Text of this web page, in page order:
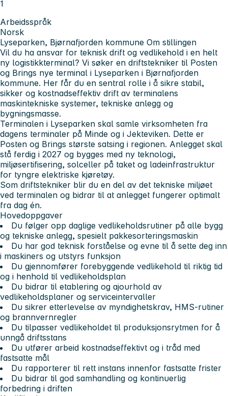
1
Arbeidsspråk
Norsk
Lyseparken, Bjørnafjorden kommune Om stillingen
Vil du ha ansvar for teknisk drift og vedlikehold i en helt
ny logistikkterminal? Vi søker en driftstekniker til Posten
og Brings nye terminal i Lyseparken i Bjørnafjorden
kommune. Her får du en sentral rolle i å sikre stabil,
sikker og kostnadseffektiv drift av terminalens
maskintekniske systemer, tekniske anlegg og
bygningsmasse.
Terminalen i Lyseparken skal samle virksomheten fra
dagens terminaler på Minde og i Jekteviken. Dette er
Posten og Brings største satsing i regionen. Anlegget skal
stå ferdig i 2027 og bygges med ny teknologi,
miljøsertifisering, solceller på taket og ladeinfrastruktur
for tyngre elektriske kjøretøy.
Som driftstekniker blir du en del av det tekniske miljøet
ved terminalen og bidrar til at anlegget fungerer optimalt
fra dag én.
Hovedoppgaver
Du følger opp daglige vedlikeholdsrutiner på alle bygg
og tekniske anlegg, spesielt pakkesorteringsmaskin
Du har god teknisk forståelse og evne til å sette deg inn
i maskiners og utstyrs funksjon
Du gjennomfører forebyggende vedlikehold til riktig tid
og i henhold til vedlikeholdsplan
Du bidrar til etablering og ajourhold av
vedlikeholdsplaner og serviceintervaller
Du sikrer etterlevelse av myndighetskrav, HMS-rutiner
og brannvernregler
Du tilpasser vedlikeholdet til produksjonsrytmen for å
unngå driftsstans
Du utfører arbeid kostnadseffektivt og i tråd med
fastsatte mål
Du rapporterer til rett instans innenfor fastsatte frister
Du bidrar til god samhandling og kontinuerlig
forbedring i driften